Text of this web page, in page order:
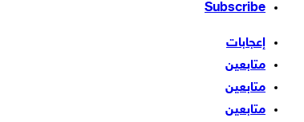
Subscribe
إعجابات
متابعين
متابعين
متابعين